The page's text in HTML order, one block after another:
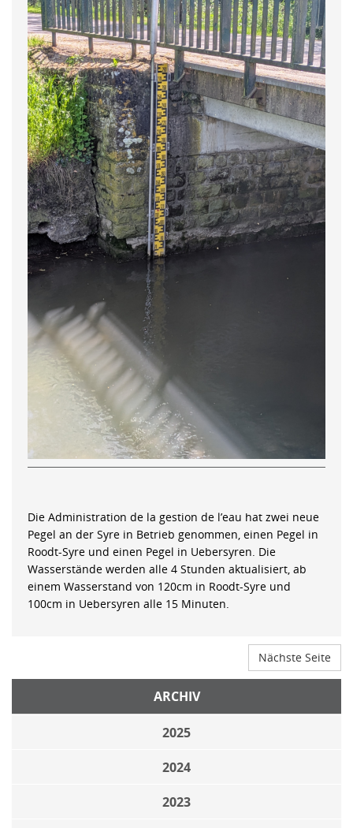
Die Administration de la gestion de l’eau hat zwei neue
Pegel an der Syre in Betrieb genommen, einen Pegel in
Roodt-Syre und einen Pegel in Uebersyren. Die
Wasserstände werden alle 4 Stunden aktualisiert, ab
einem Wasserstand von 120cm in Roodt-Syre und
100cm in Uebersyren alle 15 Minuten.
Nächste Seite
ARCHIV
2025
2024
2023